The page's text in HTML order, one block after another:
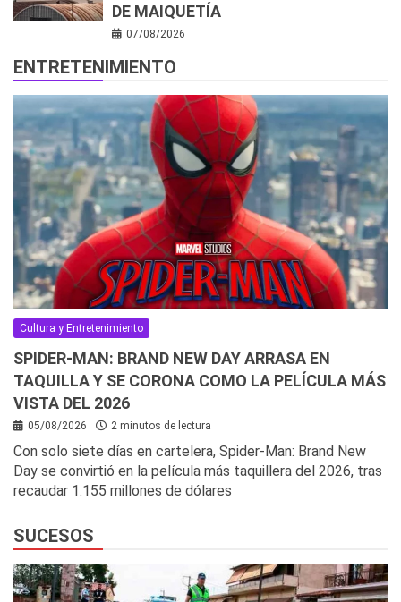
DE MAIQUETÍA
07/08/2026
ENTRETENIMIENTO
Cultura y Entretenimiento
SPIDER-MAN: BRAND NEW DAY ARRASA EN
TAQUILLA Y SE CORONA COMO LA PELÍCULA MÁS
VISTA DEL 2026
05/08/2026 2 minutos de lectura
Con solo siete días en cartelera, Spider-Man: Brand New
Day se convirtió en la película más taquillera del 2026, tras
recaudar 1.155 millones de dólares
SUCESOS